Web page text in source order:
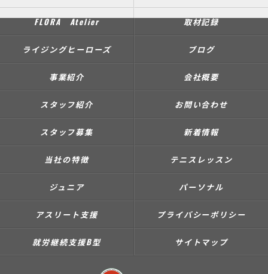
FLORA Atelier 取材記録
ライジングヒーローズ ブログ
事業紹介 会社概要
スタッフ紹介 お問い合わせ
スタッフ募集 新着情報
当社の特徴 テニスレッスン
ジュニア パーソナル
アスリート支援 プライバシーポリシー
就労継続支援B型 サイトマップ